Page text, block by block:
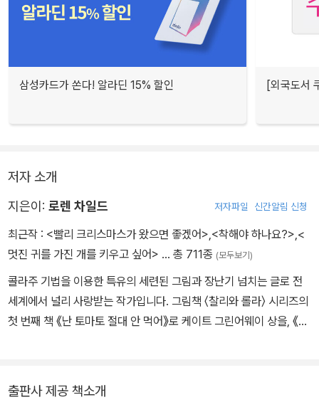
삼성카드가 쏜다! 알라딘 15% 할인 [외국도서
저자 소개
지은이: 로렌 차일드 저자파일 신간알림 신청
최근작 : <빨리 크리스마스가 왔으면 좋겠어>,<착해야 하나요?>,<
멋진 귀를 가진 개를 키우고 싶어> … 총 711종 (모두보기)
콜라주 기법을 이용한 특유의 세련된 그림과 장난기 넘치는 글로 전
세계에서 널리 사랑받는 작가입니다. 그림책 〈찰리와 롤라〉 시리즈의
첫 번째 책 《난 토마토 절대 안 먹어》로 케이트 그린어웨이 상을, 《요
해!》, 《넌 어느 별에 살고 있니?》, 《사자가 좋아!》가 있고, 《오늘은 회
출판사 제공 책소개